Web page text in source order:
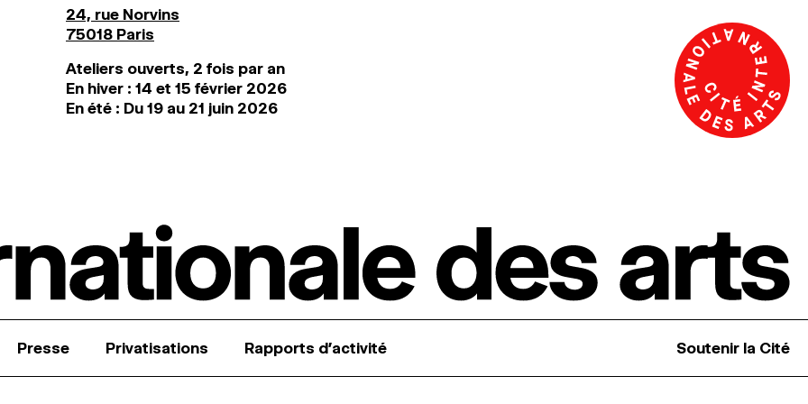
24, rue Norvins
75018 Paris
Ateliers ouverts, 2 fois par an
En hiver : 14 et 15 février 2026
En été : Du 19 au 21 juin 2026
Presse Privatisations Rapports d’activité Soutenir la Cité